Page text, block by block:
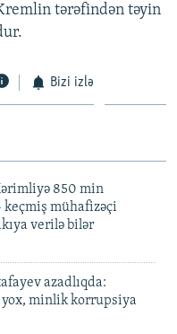
tərəfindən təyin
Bizi izlə
850 min
keçmiş mühafizəçi
verilə bilər
azadlıqda:
minlik korrupsiya